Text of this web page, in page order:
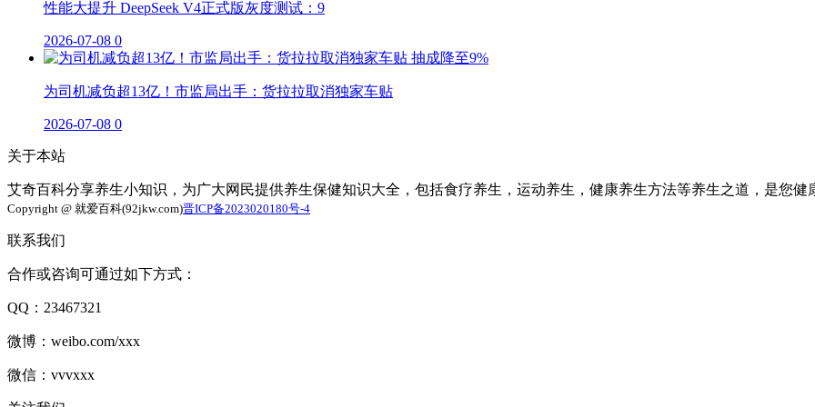
性能大提升 DeepSeek V4正式版灰度测试：9
2026-07-08 0
为司机减负超13亿！市监局出手：货拉拉取消独家车贴
2026-07-08 0
关于本站
艾奇百科分享养生小知识，为广大网民提供养生保健知识大全，包括食疗养生，运动养生，健康养生方法等养生之道，是您健
Copyright @ 就爱百科(92jkw.com)晋ICP备2023020180号-4
联系我们
合作或咨询可通过如下方式：
QQ：23467321
微博：weibo.com/xxx
微信：vvvxxx